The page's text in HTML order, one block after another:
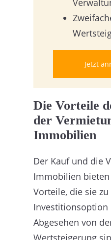
Jetzt
Die Vorteile
der
Immobilien
Der Kauf und die
Immobilien
Vorteile, die sie
Investitionsoption
Abgesehen von
Wertsteigerung